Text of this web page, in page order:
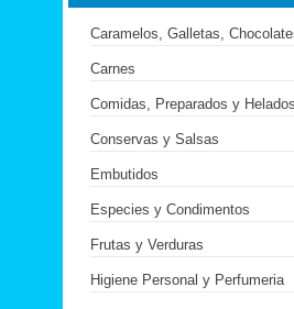
Caramelos, Galletas,
Carnes
Comidas, Preparados y Helados
Conservas y Salsas
Embutidos
Especies y Condimentos
Frutas y Verduras
Higiene Personal y Perfumeria